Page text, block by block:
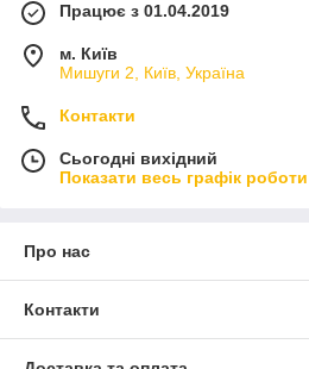
Працює з 01.04.2019
м. Київ
Мишуги 2, Київ, Україна
Контакти
Сьогодні вихідний
Показати весь графік роботи
Про нас
Контакти